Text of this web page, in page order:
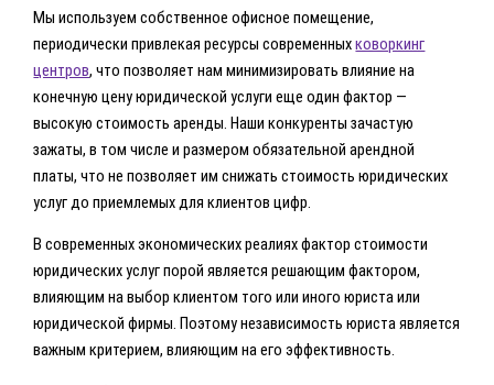
Мы используем собственное офисное помещение,
периодически привлекая ресурсы современныхковоркинг
центров, что позволяет нам минимизировать влияние на
конечную цену юридической услуги еще один фактор —
высокую стоимость аренды. Наши конкуренты зачастую
зажаты, в том числе и размером обязательной арендной
платы, что не позволяет им снижать стоимость юридических
услуг до приемлемых для клиентов цифр.
В современных экономических реалиях фактор стоимости
юридических услуг порой является решающим фактором,
влияющим на выбор клиентом того или иного юриста или
юридической фирмы. Поэтому независимость юриста является
важным критерием, влияющим на его эффективность.